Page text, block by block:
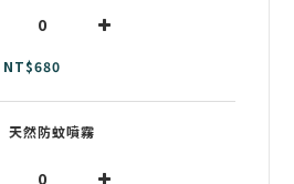
NT$680
天然防蚊噴霧